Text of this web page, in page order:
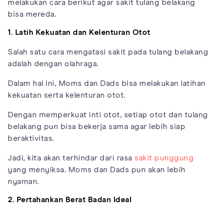
melakukan cara berikut agar sakit tulang belakang
bisa mereda.
1. Latih Kekuatan dan Kelenturan Otot
Salah satu cara mengatasi sakit pada tulang belakang
adalah dengan olahraga.
Dalam hal ini, Moms dan Dads bisa melakukan latihan
kekuatan serta kelenturan otot.
Dengan memperkuat inti otot, setiap otot dan tulang
belakang pun bisa bekerja sama agar lebih siap
beraktivitas.
Jadi, kita akan terhindar dari rasa sakit punggung
yang menyiksa. Moms dan Dads pun akan lebih
nyaman.
2. Pertahankan Berat Badan Ideal